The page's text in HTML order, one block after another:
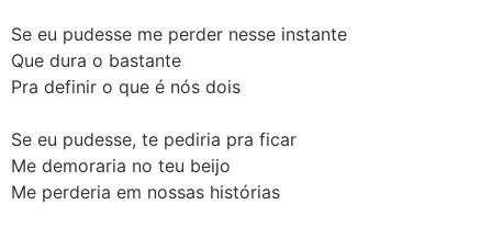
Se eu pudesse me perder nesse instante
Que dura o bastante
Pra definir o que é nós dois
Se eu pudesse, te pediria pra ficar
Me demoraria no teu beijo
Me perderia em nossas histórias